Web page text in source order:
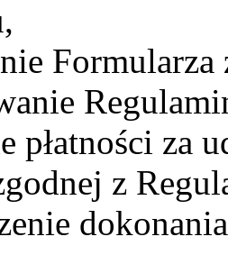
Formularza
płatności za
z